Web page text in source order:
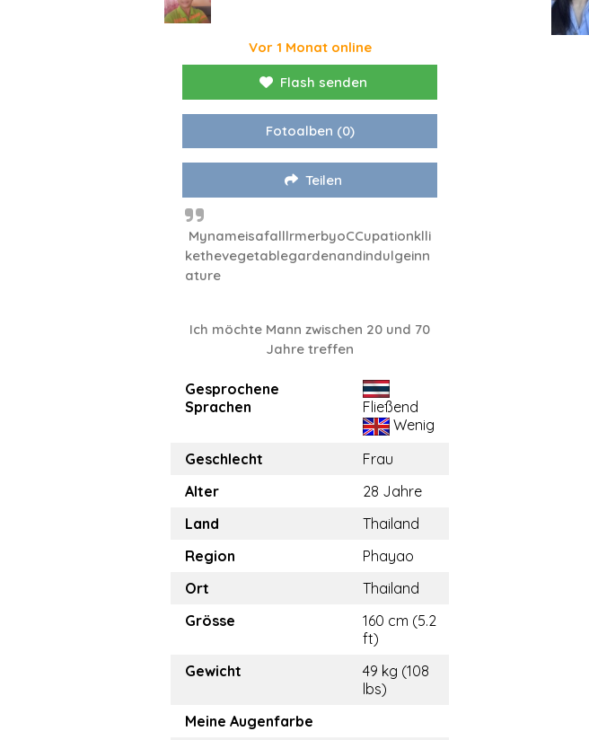
Vor 1 Monat online
Flash senden
Fotoalben (0)
Teilen
MynameisafalllrmerbyoCCupationklli
kethevegetablegardenandindulgeinn
ature
Ich möchte Mann zwischen 20 und 70
Jahre treffen
Gesprochene
Sprachen
Fließend
Wenig
Geschlecht
Frau
Alter
28 Jahre
Land
Thailand
Region
Phayao
Ort
Thailand
Grösse
160 cm (5.2
ft)
Gewicht
49 kg (108
lbs)
Meine Augenfarbe